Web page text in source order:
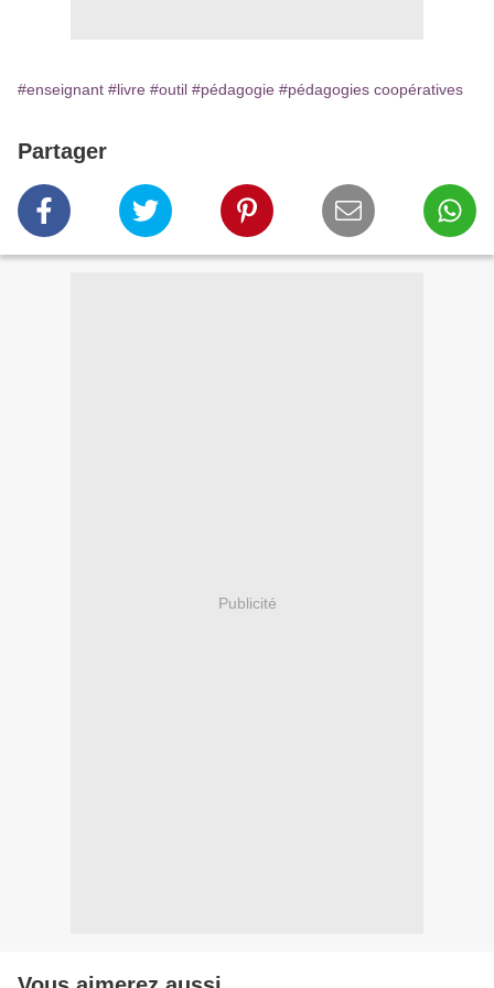
#enseignant #livre #outil #pédagogie #pédagogies coopératives
Partager
Publicité